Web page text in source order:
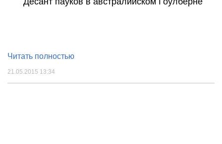
Читать полностью
21.05.2015 13:34